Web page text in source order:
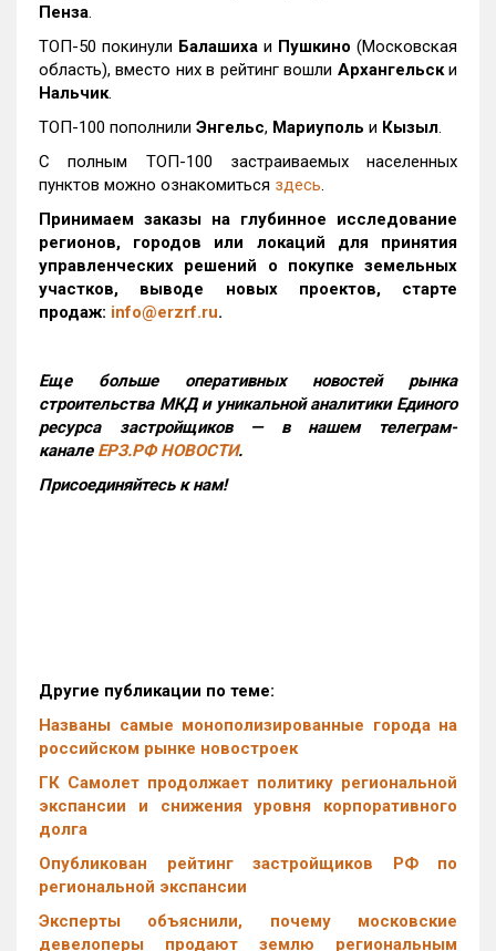
Пенза.
ТОП-50 покинули Балашиха и Пушкино (Московская
область), вместо них в рейтинг вошли Архангельски
Нальчик.
ТОП-100 пополнили Энгельс, Мариуполь и Кызыл.
С полным ТОП-100 застраиваемых населенных
пунктов можно ознакомиться здесь.
Принимаем заказы на глубинное исследование
регионов, городов или локаций для принятия
управленческих решений о покупке земельных
участков, выводе новых проектов, старте
продаж: info@erzrf.ru.
Еще больше оперативных новостей рынка
строительства МКД и уникальной аналитики Единого
ресурса застройщиков — в нашем телеграм-
канале ЕРЗ.РФ НОВОСТИ.
Присоединяйтесь к нам!
Другие публикации по теме:
Названы самые монополизированные города на
российском рынке новостроек
ГК Самолет продолжает политику региональной
экспансии и снижения уровня корпоративного
долга
Опубликован рейтинг застройщиков РФ по
региональной экспансии
Эксперты объяснили, почему московские
девелоперы продают землю региональным